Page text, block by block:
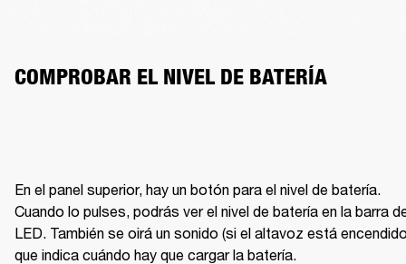
COMPROBAR EL NIVEL DE BATERÍA
En el panel superior, hay un botón para el nivel de batería.
Cuando lo pulses, podrás ver el nivel de batería en la barra
LED. También se oirá un sonido (si el altavoz está
que indica cuándo hay que cargar la batería.